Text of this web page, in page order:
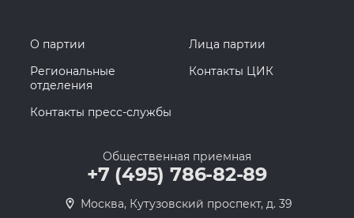
О партии
Лица партии
Региональные
отделения
Контакты ЦИК
Контакты пресс-службы
Общественная приемная
+7 (495) 786-82-89
Москва, Кутузовский проспект, д. 39